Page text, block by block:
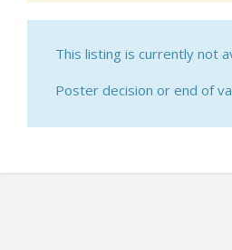
This listing is currently not
Poster decision or end of